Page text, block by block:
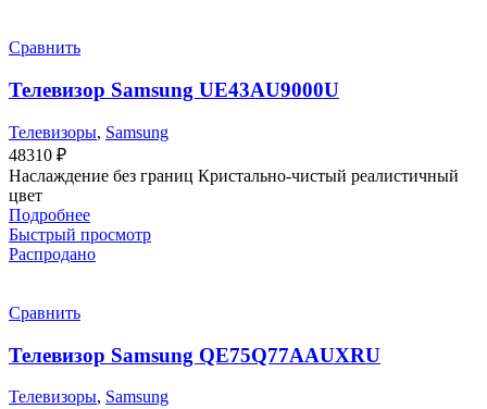
Сравнить
Телевизор Samsung UE43AU9000U
Телевизоры, Samsung
48310 ₽
Наслаждение без границ Кристально-чистый реалистичный
цвет
Подробнее
Быстрый просмотр
Распродано
Сравнить
Телевизор Samsung QE75Q77AAUXRU
Телевизоры, Samsung